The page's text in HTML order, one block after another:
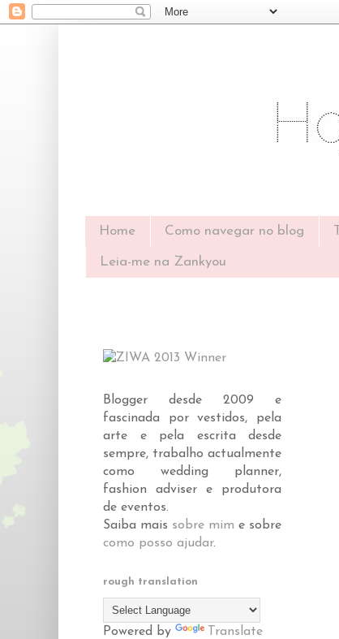
Home Como navegar no blog
Leia-me na Zankyou
Blogger desde 2009 e
fascinada por vestidos, pela
arte e pela escrita desde
sempre, trabalho actualmente
como wedding planner,
fashion adviser e produtora
de eventos.
Saiba mais sobre mim e sobre
como posso ajudar.
rough translation
Powered by Translate